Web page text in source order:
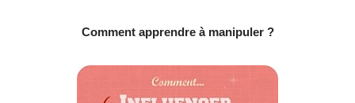
Comment apprendre à manipuler ?